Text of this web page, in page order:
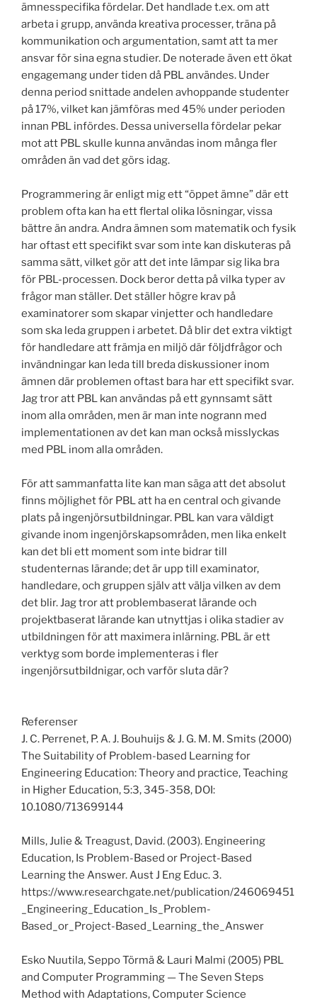
ämnesspecifika fördelar. Det handlade t.ex. om att
arbeta i grupp, använda kreativa processer, träna på
kommunikation och argumentation, samt att ta mer
ansvar för sina egna studier. De noterade även ett ökat
engagemang under tiden då PBL användes. Under
denna period snittade andelen avhoppande studenter
på 17%, vilket kan jämföras med 45% under perioden
innan PBL infördes. Dessa universella fördelar pekar
mot att PBL skulle kunna användas inom många fler
områden än vad det görs idag.
Programmering är enligt mig ett “öppet ämne” där ett
problem ofta kan ha ett flertal olika lösningar, vissa
bättre än andra. Andra ämnen som matematik och fysik
har oftast ett specifikt svar som inte kan diskuteras på
samma sätt, vilket gör att det inte lämpar sig lika bra
för PBL-processen. Dock beror detta på vilka typer av
frågor man ställer. Det ställer högre krav på
examinatorer som skapar vinjetter och handledare
som ska leda gruppen i arbetet. Då blir det extra viktigt
för handledare att främja en miljö där följdfrågor och
invändningar kan leda till breda diskussioner inom
ämnen där problemen oftast bara har ett specifikt svar.
Jag tror att PBL kan användas på ett gynnsamt sätt
inom alla områden, men är man inte nogrann med
implementationen av det kan man också misslyckas
med PBL inom alla områden.
För att sammanfatta lite kan man säga att det absolut
finns möjlighet för PBL att ha en central och givande
plats på ingenjörsutbildningar. PBL kan vara väldigt
givande inom ingenjörskapsområden, men lika enkelt
kan det bli ett moment som inte bidrar till
studenternas lärande; det är upp till examinator,
handledare, och gruppen själv att välja vilken av dem
det blir. Jag tror att problembaserat lärande och
projektbaserat lärande kan utnyttjas i olika stadier av
utbildningen för att maximera inlärning. PBL är ett
verktyg som borde implementeras i fler
ingenjörsutbildnigar, och varför sluta där?
Referenser
J. C. Perrenet, P. A. J. Bouhuijs & J. G. M. M. Smits (2000)
The Suitability of Problem-based Learning for
Engineering Education: Theory and practice, Teaching
in Higher Education, 5:3, 345-358, DOI:
10.1080/713699144
Mills, Julie & Treagust, David. (2003). Engineering
Education, Is Problem-Based or Project-Based
Learning the Answer. Aust J Eng Educ. 3.
https://www.researchgate.net/publication/246069451
_Engineering_Education_Is_Problem-
Based_or_Project-Based_Learning_the_Answer
Esko Nuutila, Seppo Törmä & Lauri Malmi (2005) PBL
and Computer Programming — The Seven Steps
Method with Adaptations, Computer Science